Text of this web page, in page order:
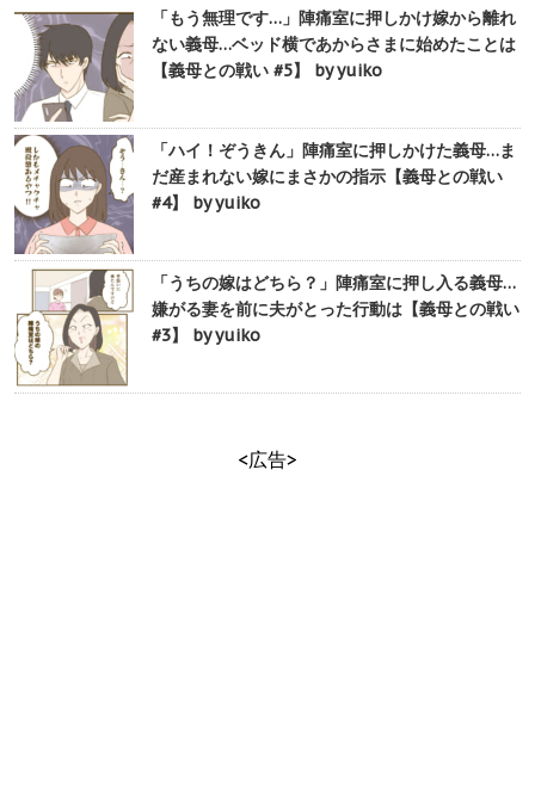
「もう無理です…」陣痛室に押しかけ嫁から離れ
ない義母…ベッド横であからさまに始めたことは
【義母との戦い #5】 by yuiko
「ハイ！ぞうきん」陣痛室に押しかけた義母…ま
だ産まれない嫁にまさかの指示【義母との戦い
#4】 by yuiko
「うちの嫁はどちら？」陣痛室に押し入る義母…
嫌がる妻を前に夫がとった行動は【義母との戦い
#3】 by yuiko
<広告>